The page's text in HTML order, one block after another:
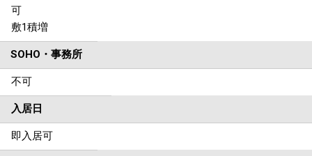
可
敷1積増
SOHO・事務所
不可
入居日
即入居可